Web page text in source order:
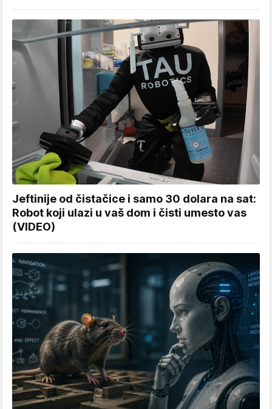
Jeftinije od čistačice i samo 30 dolara na sat:
Robot koji ulazi u vaš dom i čisti umesto vas
(VIDEO)